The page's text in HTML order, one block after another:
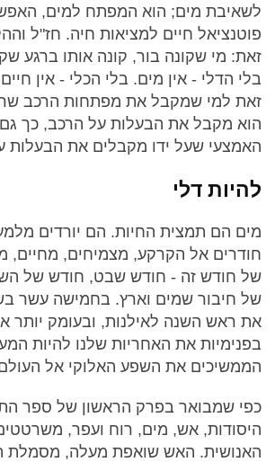
לשאיבת מים; הוא המפתח למים,
פוטנציאל חיים למציאות חיה. חז"ל
זאת: מי שקונה בור, קונה אותו ברגע
בלי הדלי - אין מים. בלי הכלי - אין
זאת למי שמקבל את מפתחות הרכב
הוא מקבל את הבעלות על הרכב, כך גם
האמצעי שעל ידו מקבלים את הבעלות
להיות דלי
מים הם תמצית החיות. הם יורדים
חודרים אל הקרקע, מצמיחים, מחיים,
של חודש זה - חודש שבט, חודש של
של חיבור שמים וארץ. בחמישה עשר
את ראש השנה לאילנות, ובעומק יותר
בפנימיות את האחריות שלנו להיות
הממשיכים את השפע האלוקי אל
כפי שמבואר בפרק הראשון של ספר
היסודות, אש, מים, רוח ועפר,
האנושית. האש שואפת מעלה, מסמלת